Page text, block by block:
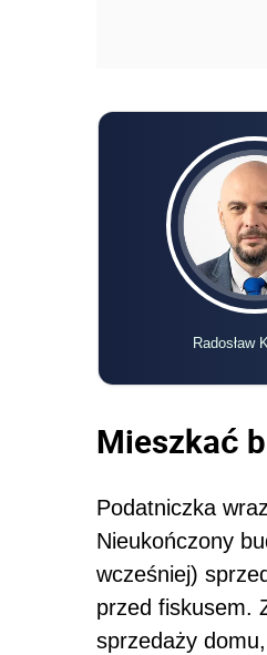
Radosław
Mieszkać
Podatniczka
Nieukończony
wcześniej)
przed fiskusem.
sprzedaży